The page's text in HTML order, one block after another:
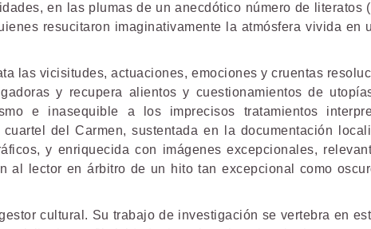
en las plumas de un anecdótico número de literatos
resucitaron imaginativamente la atmósfera vivida
las vicisitudes, actuaciones, emociones y cruentas
y recupera alientos y cuestionamientos de
e inasequible a los imprecisos tratamientos
del Carmen, sustentada en la documentación
y enriquecida con imágenes excepcionales,
al lector en árbitro de un hito tan excepcional como
cultural. Su trabajo de investigación se vertebra en